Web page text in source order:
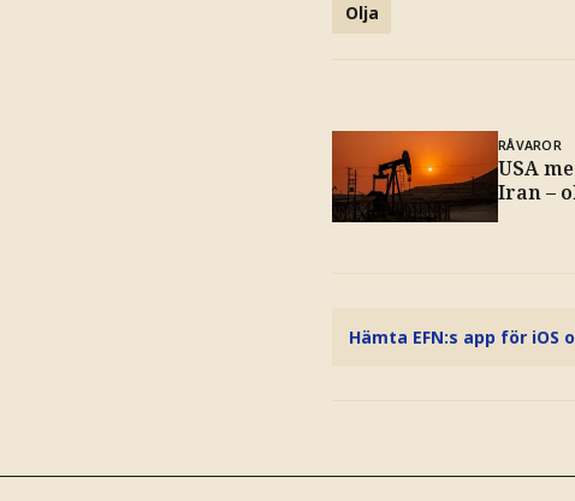
Olja
RÅVAROR
USA
Iran –
Hämta EFN:s app för iOS